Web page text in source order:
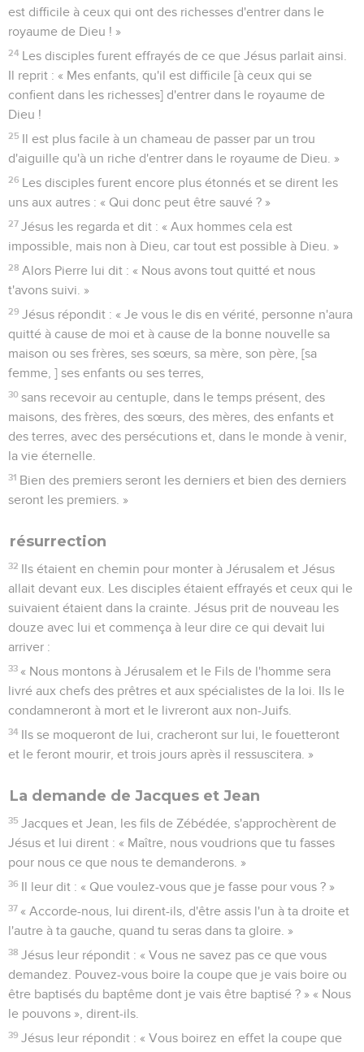
est difficile à ceux qui ont des richesses d'entrer dans le
royaume de Dieu ! »
24 Les disciples furent effrayés de ce que Jésus parlait ainsi.
Il reprit : « Mes enfants, qu'il est difficile [à ceux qui se
confient dans les richesses] d'entrer dans le royaume de
Dieu !
25 Il est plus facile à un chameau de passer par un trou
d'aiguille qu'à un riche d'entrer dans le royaume de Dieu. »
26 Les disciples furent encore plus étonnés et se dirent les
uns aux autres : « Qui donc peut être sauvé ? »
27 Jésus les regarda et dit : « Aux hommes cela est
impossible, mais non à Dieu, car tout est possible à Dieu. »
28 Alors Pierre lui dit : « Nous avons tout quitté et nous
t'avons suivi. »
29 Jésus répondit : « Je vous le dis en vérité, personne n'aura
quitté à cause de moi et à cause de la bonne nouvelle sa
maison ou ses frères, ses sœurs, sa mère, son père, [sa
femme, ] ses enfants ou ses terres,
30 sans recevoir au centuple, dans le temps présent, des
maisons, des frères, des sœurs, des mères, des enfants et
des terres, avec des persécutions et, dans le monde à venir,
la vie éternelle.
31 Bien des premiers seront les derniers et bien des derniers
seront les premiers. »
résurrection
32 Ils étaient en chemin pour monter à Jérusalem et Jésus
allait devant eux. Les disciples étaient effrayés et ceux qui le
suivaient étaient dans la crainte. Jésus prit de nouveau les
douze avec lui et commença à leur dire ce qui devait lui
arriver :
33 « Nous montons à Jérusalem et le Fils de l'homme sera
livré aux chefs des prêtres et aux spécialistes de la loi. Ils le
condamneront à mort et le livreront aux non-Juifs.
34 Ils se moqueront de lui, cracheront sur lui, le fouetteront
et le feront mourir, et trois jours après il ressuscitera. »
La demande de Jacques et Jean
35 Jacques et Jean, les fils de Zébédée, s'approchèrent de
Jésus et lui dirent : « Maître, nous voudrions que tu fasses
pour nous ce que nous te demanderons. »
36 Il leur dit : « Que voulez-vous que je fasse pour vous ? »
37 « Accorde-nous, lui dirent-ils, d'être assis l'un à ta droite et
l'autre à ta gauche, quand tu seras dans ta gloire. »
38 Jésus leur répondit : « Vous ne savez pas ce que vous
demandez. Pouvez-vous boire la coupe que je vais boire ou
être baptisés du baptême dont je vais être baptisé ? » « Nous
le pouvons », dirent-ils.
39 Jésus leur répondit : « Vous boirez en effet la coupe que